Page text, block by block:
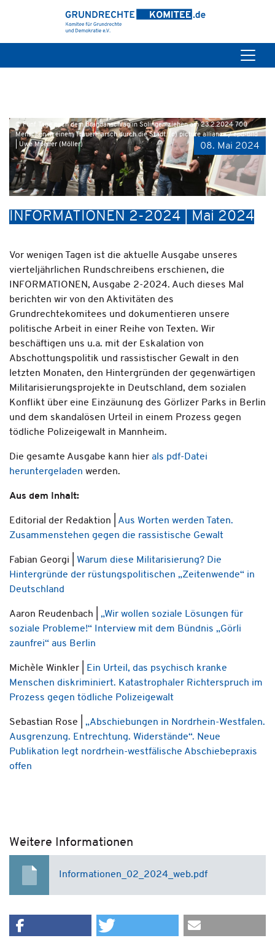
08. Mai 2024
© Fünf Tage nach dem Brandanschlag in Solingen ziehen am 23.2.2024 700
Menschen in einem Trauermarsch durch die Stadt. (c) picture alliance / epd-bild
| Uwe Moeller (Möller)
INFORMATIONEN 2-2024 | Mai 2024
Vor wenigen Tagen ist die aktuelle Ausgabe unseres
vierteljährlichen Rundschreibens erschienen, die
INFORMATIONEN, Ausgabe 2-2024. Auch dieses Mal
berichten wir von den Aktivitäten des
Grundrechtekomitees und dokumentieren unsere
politische Arbeit in einer Reihe von Texten. Wir
beschäftigen uns u.a. mit der Eskalation von
Abschottungspolitik und rassistischer Gewalt in den
letzten Monaten, den Hintergründen der gegenwärtigen
Militarisierungsprojekte in Deutschland, dem sozialen
Konflikt über eine Einzäunung des Görlizer Parks in Berlin
und dem skandalösen Urteil in einem Prozess gegen
tödliche Polizeigewalt in Mannheim.
Die gesamte Ausgabe kann hier als pdf-Datei
heruntergeladen werden.
Aus dem Inhalt:
Editorial der Redaktion | Aus Worten werden Taten.
Zusammenstehen gegen die rassistische Gewalt
Fabian Georgi | Warum diese Militarisierung? Die
Hintergründe der rüstungspolitischen „Zeitenwende“ in
Deutschland
Aaron Reudenbach | „Wir wollen soziale Lösungen für
soziale Probleme!“ Interview mit dem Bündnis „Görli
zaunfrei“ aus Berlin
Michèle Winkler |
Ein Urteil, das psychisch kranke
Menschen diskriminiert. Katastrophaler Richterspruch im
Prozess gegen tödliche Polizeigewalt
Sebastian Rose | „Abschiebungen in Nordrhein-Westfalen.
Ausgrenzung. Entrechtung. Widerstände“. Neue
Publikation legt nordrhein-westfälische Abschiebepraxis
offen
Weitere Informationen
Informationen_02_2024_web.pdf